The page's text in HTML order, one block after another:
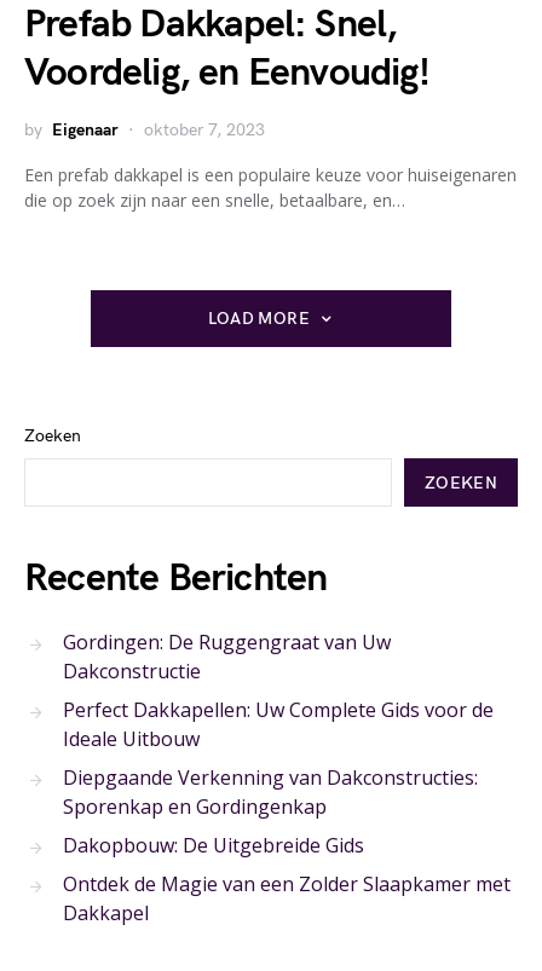
Prefab Dakkapel: Snel,
Voordelig, en Eenvoudig!
by Eigenaar oktober 7, 2023
Een prefab dakkapel is een populaire keuze voor huiseigenaren
die op zoek zijn naar een snelle, betaalbare, en…
LOAD MORE
Zoeken
ZOEKEN
Recente Berichten
Gordingen: De Ruggengraat van Uw
Dakconstructie
Perfect Dakkapellen: Uw Complete Gids voor de
Ideale Uitbouw
Diepgaande Verkenning van Dakconstructies:
Sporenkap en Gordingenkap
Dakopbouw: De Uitgebreide Gids
Ontdek de Magie van een Zolder Slaapkamer met
Dakkapel